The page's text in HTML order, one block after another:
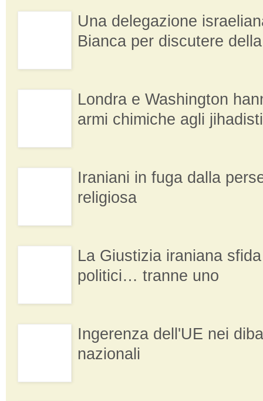
Una delegazione
Bianca per discutere
Londra e Washington
armi chimiche agli jihadisti
Iraniani in fuga dalla
religiosa
La Giustizia iraniana
politici… tranne uno
Ingerenza dell'UE nei
nazionali